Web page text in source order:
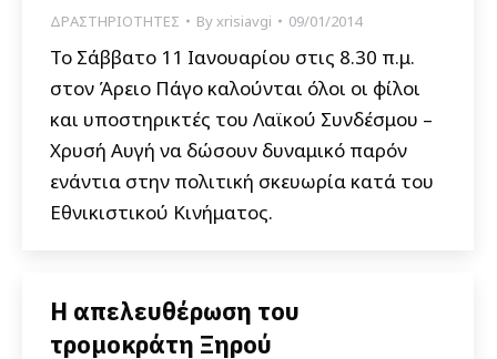
ΔΡΑΣΤΗΡΙΟΤΗΤΕΣ Byxrisiavgi 09/01/2014
Το Σάββατο 11 Ιανουαρίου στις 8.30 π.μ.
στον Άρειο Πάγο καλούνται όλοι οι φίλοι
και υποστηρικτές του Λαϊκού Συνδέσμου –
Χρυσή Αυγή να δώσουν δυναμικό παρόν
ενάντια στην πολιτική σκευωρία κατά του
Εθνικιστικού Κινήματος.
Η απελευθέρωση του
τρομοκράτη Ξηρού